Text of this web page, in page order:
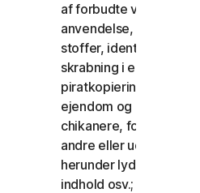
af forbudte varer til
anvendelse, tilbud
stoffer, identitetstyveri,
skrabning i enhver
piratkopiering,
ejendom og andre
chikanere, forfølge,
andre eller udnytte
herunder lyd, video,
indhold osv.;